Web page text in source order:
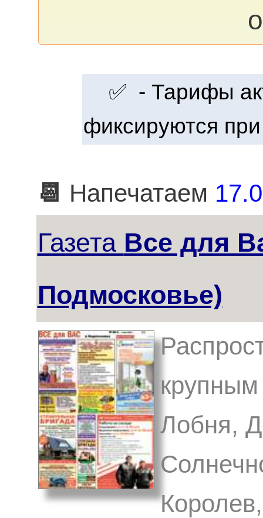
✅ - Тарифы
фиксируются
📆 Напечатаем
Газета Все для
Подмосковье)
Лобня,